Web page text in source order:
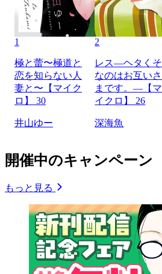
1
極と蕾〜極道と
恋を知らない人
妻と〜【マイク
ロ】 30
井山ゆー
2
レス―ヘタくそ
なのはお互いさ
まです。―【マ
イクロ】 26
深海魚
開催中のキャンペーン
もっと見る